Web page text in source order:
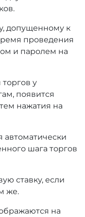
допущенному к
проведения
и паролем на
у
появится
нажатия на
автоматически
шага торгов
ставку, если
же.
на